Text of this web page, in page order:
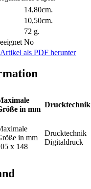
14,80cm.
10,50cm.
72 g.
No
als PDF herunter
in mm
Drucktechnik
in mm
x 148
Drucktechnik
Digitaldruck